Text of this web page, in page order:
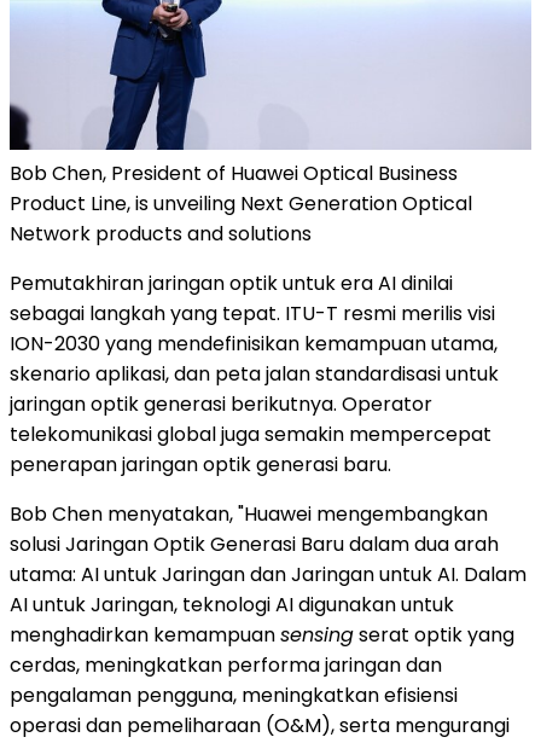
Bob Chen, President of Huawei Optical Business
Product Line, is unveiling Next Generation Optical
Network products and solutions
Pemutakhiran jaringan optik untuk era AI dinilai
sebagai langkah yang tepat. ITU-T resmi merilis visi
ION-2030 yang mendefinisikan kemampuan utama,
skenario aplikasi, dan peta jalan standardisasi untuk
jaringan optik generasi berikutnya. Operator
telekomunikasi global juga semakin mempercepat
penerapan jaringan optik generasi baru.
Bob Chen menyatakan, "Huawei mengembangkan
solusi Jaringan Optik Generasi Baru dalam dua arah
utama: AI untuk Jaringan dan Jaringan untuk AI. Dalam
AI untuk Jaringan, teknologi AI digunakan untuk
menghadirkan kemampuansensingserat optik yang
cerdas, meningkatkan performa jaringan dan
pengalaman pengguna, meningkatkan efisiensi
operasi dan pemeliharaan (O&M), serta mengurangi